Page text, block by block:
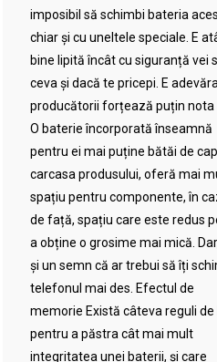
imposibil să schimbi bateria
chiar și cu uneltele speciale. E
bine lipită încât cu siguranță vei
ceva și dacă te pricepi. E
producătorii forțează puțin nota
O baterie încorporată înseamnă
pentru ei mai puține bătăi de
carcasa produsului, oferă mai
spațiu pentru componente, în
de față, spațiu care este redus
a obține o grosime mai mică.
și un semn că ar trebui să îți
telefonul mai des. Efectul de
memorie Există câteva reguli de
pentru a păstra cât mai mult
integritatea unei baterii, și care